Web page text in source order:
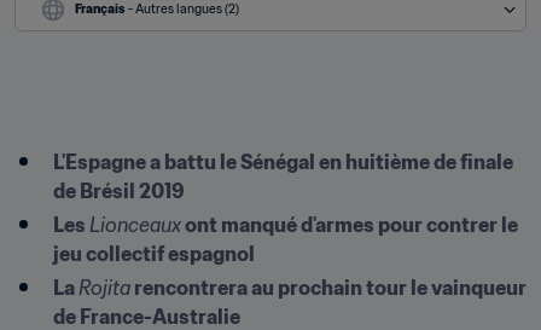
Français - Autres langues (2)
L'Espagne a battu le Sénégal en huitième de finale
de Brésil 2019
Les Lionceaux ont manqué d'armes pour contrer le
jeu collectif espagnol
La Rojita rencontrera au prochain tour le vainqueur
de France-Australie